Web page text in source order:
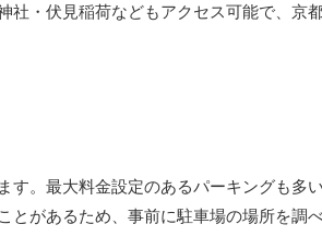
社・伏見稲荷などもアクセス可能で、京
す。最大料金設定のあるパーキングも多い
とがあるため、事前に駐車場の場所を調